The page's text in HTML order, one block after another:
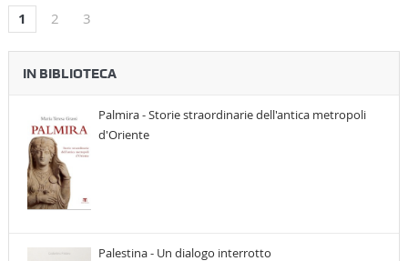
1 2 3
IN BIBLIOTECA
Palmira - Storie straordinarie dell'antica metropoli
d'Oriente
Palestina - Un dialogo interrotto